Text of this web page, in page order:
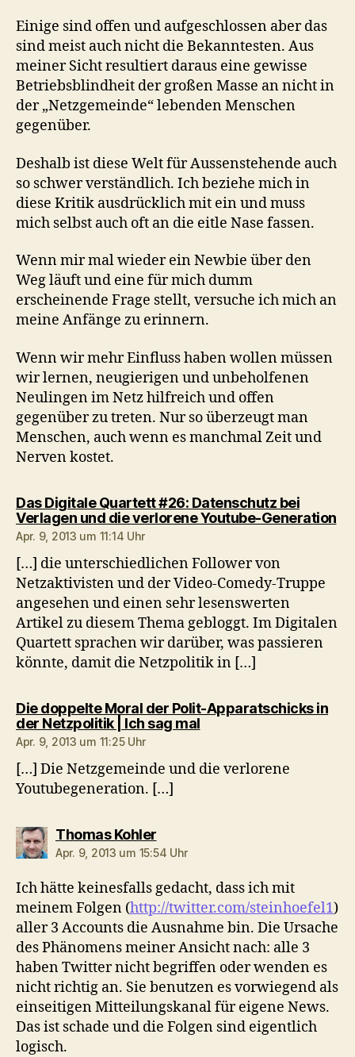
Einige sind offen und aufgeschlossen aber das
sind meist auch nicht die Bekanntesten. Aus
meiner Sicht resultiert daraus eine gewisse
Betriebsblindheit der großen Masse an nicht in
der „Netzgemeinde“ lebenden Menschen
gegenüber.
Deshalb ist diese Welt für Aussenstehende auch
so schwer verständlich. Ich beziehe mich in
diese Kritik ausdrücklich mit ein und muss
mich selbst auch oft an die eitle Nase fassen.
Wenn mir mal wieder ein Newbie über den
Weg läuft und eine für mich dumm
erscheinende Frage stellt, versuche ich mich an
meine Anfänge zu erinnern.
Wenn wir mehr Einfluss haben wollen müssen
wir lernen, neugierigen und unbeholfenen
Neulingen im Netz hilfreich und offen
gegenüber zu treten. Nur so überzeugt man
Menschen, auch wenn es manchmal Zeit und
Nerven kostet.
Das Digitale Quartett #26: Datenschutz bei
Verlagen und die verlorene Youtube-Generation
Apr. 9, 2013 um 11:14 Uhr
[…] die unterschiedlichen Follower von
Netzaktivisten und der Video-Comedy-Truppe
angesehen und einen sehr lesenswerten
Artikel zu diesem Thema gebloggt. Im Digitalen
Quartett sprachen wir darüber, was passieren
könnte, damit die Netzpolitik in […]
Die doppelte Moral der Polit-Apparatschicks in
der Netzpolitik | Ich sag malsagt:
Apr. 9, 2013 um 11:25 Uhr
[…] Die Netzgemeinde und die verlorene
Youtubegeneration. […]
Thomas Kohlersagt:
Apr. 9, 2013 um 15:54 Uhr
Ich hätte keinesfalls gedacht, dass ich mit
meinem Folgen (http://twitter.com/steinhoefel1)
aller 3 Accounts die Ausnahme bin. Die Ursache
des Phänomens meiner Ansicht nach: alle 3
haben Twitter nicht begriffen oder wenden es
nicht richtig an. Sie benutzen es vorwiegend als
einseitigen Mitteilungskanal für eigene News.
Das ist schade und die Folgen sind eigentlich
logisch.